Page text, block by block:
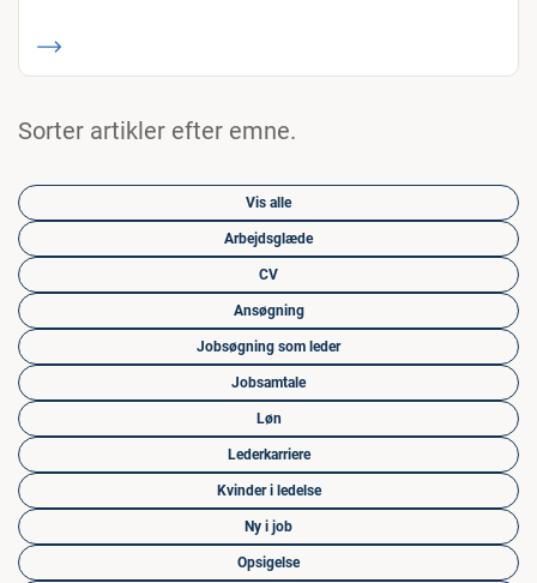
Sorter artikler efter emne.
Vis alle
Arbejdsglæde
CV
Ansøgning
Jobsøgning som leder
Jobsamtale
Løn
Lederkarriere
Kvinder i ledelse
Ny i job
Opsigelse